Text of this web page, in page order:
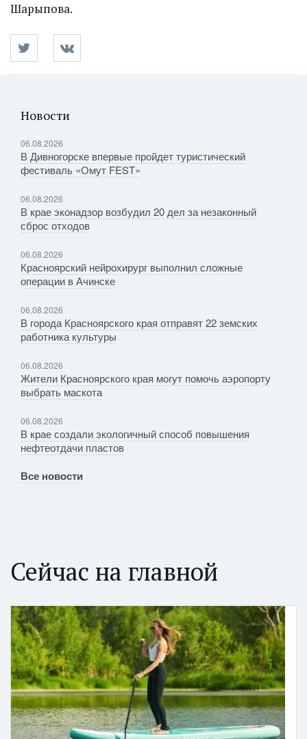
Шарыпова.
Новости
06.08.2026
В Дивногорске впервые пройдет туристический
фестиваль «Омут FEST»
06.08.2026
В крае эконадзор возбудил 20 дел за незаконный
сброс отходов
06.08.2026
Красноярский нейрохирург выполнил сложные
операции в Ачинске
06.08.2026
В города Красноярского края отправят 22 земских
работника культуры
06.08.2026
Жители Красноярского края могут помочь аэропорту
выбрать маскота
06.08.2026
В крае создали экологичный способ повышения
нефтеотдачи пластов
Все новости
Сейчас на главной